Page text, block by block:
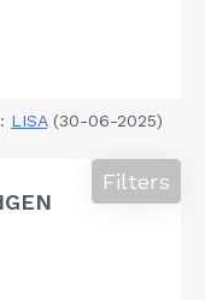
LISA(30-06-2025)
Filters